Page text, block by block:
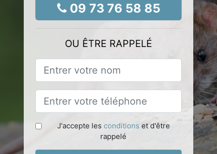
09 73 76 58 85
OU ÊTRE RAPPELÉ
J'accepte les conditions et d'être
rappelé